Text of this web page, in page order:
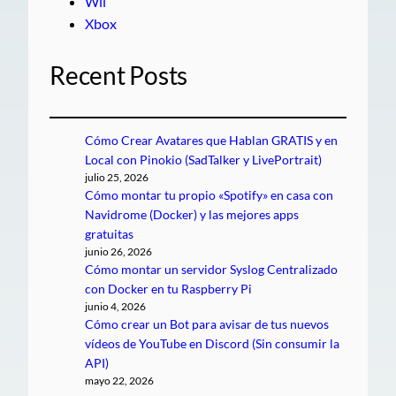
Xbox
Recent Posts
Cómo Crear Avatares que Hablan GRATIS y en
Local con Pinokio (SadTalker y LivePortrait)
julio 25, 2026
Cómo montar tu propio «Spotify» en casa con
Navidrome (Docker) y las mejores apps
gratuitas
junio 26, 2026
Cómo montar un servidor Syslog Centralizado
con Docker en tu Raspberry Pi
junio 4, 2026
Cómo crear un Bot para avisar de tus nuevos
vídeos de YouTube en Discord (Sin consumir la
API)
mayo 22, 2026